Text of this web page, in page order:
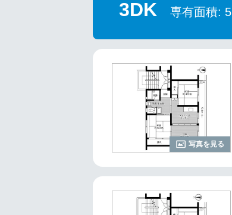
3DK 専有面積:
写真を見る